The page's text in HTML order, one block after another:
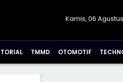
Kamis, 06
TMMD OTOMOTIF